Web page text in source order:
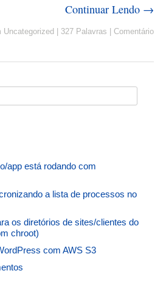
Continuar Lendo →
Uncategorized 327 Palavras Comentário
app está rodando com
a lista de processos no
os diretórios de sites/clientes do
chroot)
com AWS S3